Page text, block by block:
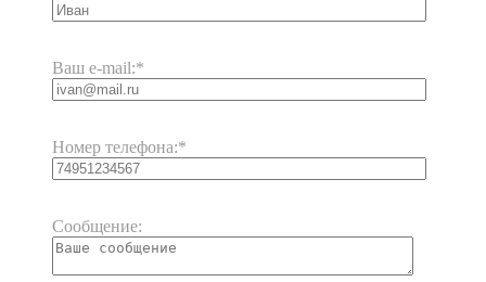
Ваш e-mail:*
Номер телефона:*
Сообщение: